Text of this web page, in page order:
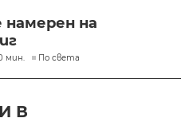
намерен на
мин. По света
В